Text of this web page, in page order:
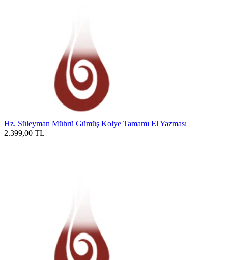
Hz. Süleyman Mührü Gümüş Kolye Tamamı El Yazması
2.399,00 TL